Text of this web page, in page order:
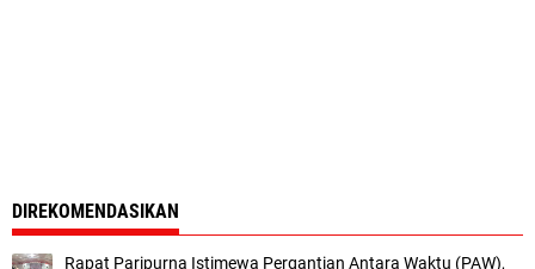
DIREKOMENDASIKAN
Rapat Paripurna Istimewa Pergantian Antara Waktu (PAW),